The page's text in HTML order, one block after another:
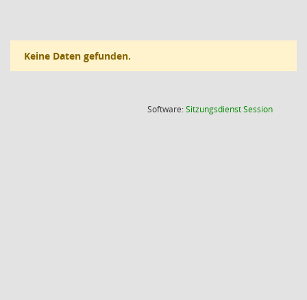
Keine Daten gefunden.
Software:SitzungsdienstSession(Wird in